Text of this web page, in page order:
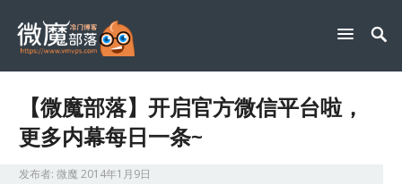
【微魔部落】开启官方微信平台啦，
更多内幕每日一条~
发布者:微魔2014年1月9日